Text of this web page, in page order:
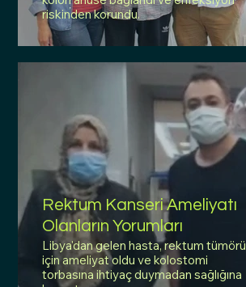
riskinden korundu.
Rektum Kanseri Ameliyatı
Olanların Yorumları
Libya'dan gelen hasta, rektum tümörü
için ameliyat oldu ve kolostomi
torbasına ihtiyaç duymadan sağlığına